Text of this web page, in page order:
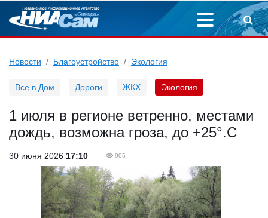
Новости Благоустройство Экология
Всё в Дом Дороги ЖКХ Экология
1 июля в регионе ветренно, местами
дождь, возможна гроза, до +25°.С
30 июня 2026 17:10 905